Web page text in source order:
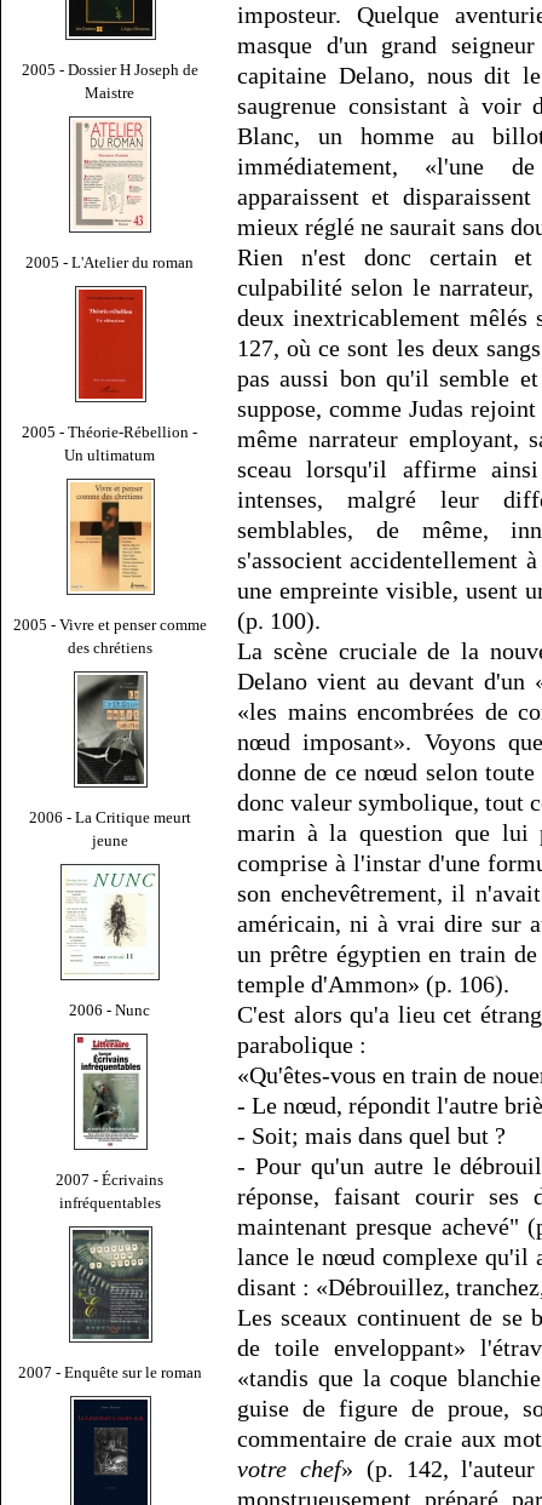
2005 - Dossier H Joseph de
Maistre
2005 - L'Atelier du roman
2005 - Théorie-Rébellion -
Un ultimatum
2005 - Vivre et penser comme
des chrétiens
2006 - La Critique meurt
jeune
2006 - Nunc
2007 - Écrivains
infréquentables
2007 - Enquête sur le roman
imposteur. Quelque
masque d'un grand
capitaine Delano, nous dit
saugrenue consistant à
Blanc, un homme au
immédiatement, «l'une
apparaissent et
mieux réglé ne saurait sans
Rien n'est donc certain
culpabilité selon le
deux inextricablement
127, où ce sont les deux
pas aussi bon qu'il semble
suppose, comme Judas
même narrateur employant,
sceau lorsqu'il affirme
intenses, malgré leur
semblables, de même,
s'associent accidentellement
une empreinte visible, usent
(p. 100).
La scène cruciale de la
Delano vient au devant d'un
«les mains encombrées de
nœud imposant». Voyons
donne de ce nœud selon
donc valeur symbolique, tout
marin à la question que lui
comprise à l'instar d'une
son enchevêtrement, il
américain, ni à vrai dire sur
un prêtre égyptien en train
temple d'Ammon» (p. 106).
C'est alors qu'a lieu cet
parabolique :
«Qu'êtes-vous en train de
- Le nœud, répondit l'autre
- Soit; mais dans quel but ?
- Pour qu'un autre le
réponse, faisant courir
maintenant presque
lance le nœud complexe qu'il
disant : «Débrouillez,
Les sceaux continuent de se
de toile enveloppant»
«tandis que la coque
guise de figure de proue,
commentaire de craie aux
votre chef» (p. 142, l'auteur
monstrueusement préparé